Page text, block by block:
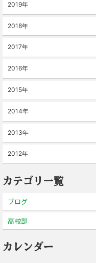
2019年
2018年
2017年
2016年
2015年
2014年
2013年
2012年
カテゴリ一覧
ブログ
高校部
カレンダー